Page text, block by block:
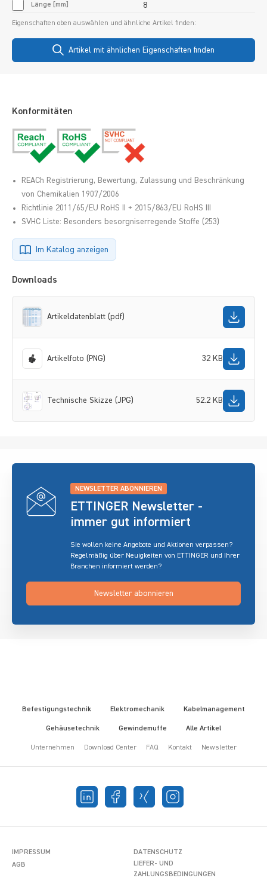
Länge [mm] 8
Eigenschaften oben auswählen und ähnliche Artikel finden:
Artikel mit ähnlichen Eigenschaften finden
Konformitäten
REACh Registrierung, Bewertung, Zulassung und Beschränkung
von Chemikalien 1907/2006
Richtlinie 2011/65/EU RoHS II + 2015/863/EU RoHS III
SVHC Liste: Besonders besorgniserregende Stoffe (253)
Im Katalog anzeigen
Downloads
Artikeldatenblatt (pdf)
Artikelfoto (PNG) 32 KB
Technische Skizze (JPG) 52.2 KB
NEWSLETTER ABONNIEREN
ETTINGER Newsletter -
immer gut informiert
Sie wollen keine Angebote und Aktionen verpassen?
Regelmäßig über Neuigkeiten von ETTINGER und Ihrer
Branchen informiert werden?
Newsletter abonnieren
Befestigungstechnik Elektromechanik Kabelmanagement
Gehäusetechnik Gewindemuffe Alle Artikel
Unternehmen Download Center FAQ Kontakt Newsletter
IMPRESSUM
DATENSCHUTZ
AGB
LIEFER- UND
ZAHLUNGSBEDINGUNGEN